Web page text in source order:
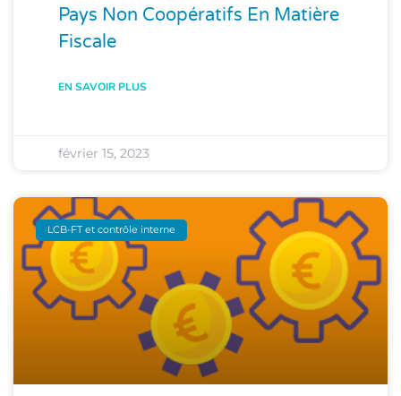
Pays Non Coopératifs En Matière
Fiscale
EN SAVOIR PLUS
février 15, 2023
LCB-FT et contrôle interne